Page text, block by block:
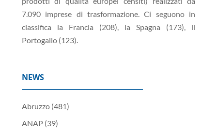
7.090 imprese di trasformazione. Ci seguono in
classifica la Francia (208), la Spagna (173), il
Portogallo (123).
NEWS
Abruzzo(481)
ANAP(39)